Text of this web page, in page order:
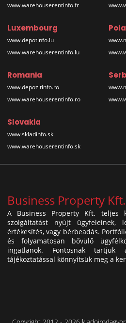
www.warehouserentinfo.fr
Luxembourg
www.depotinfo.lu
www.warehouserentinfo.lu
Romania
www.depozitinfo.ro
www.warehouserentinfo.ro
Slovakia
www.skladinfo.sk
www.warehouserentinfo.sk
Business Property Kft.
A Business Property Kft. teljes
szolgáltatást nyújt ügyfeleinek,
értékesítés, vagy bérbeadás.
és folyamatosan bővülő
ingatlanok. Fontosnak
tájékoztatással könnyítsük meg a